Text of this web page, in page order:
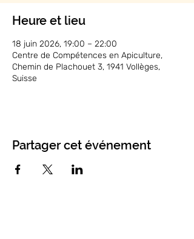
Heure et lieu
18 juin 2026, 19:00 – 22:00
Centre de Compétences en Apiculture,
Chemin de Plachouet 3, 1941 Vollèges,
Suisse
Partager cet événement